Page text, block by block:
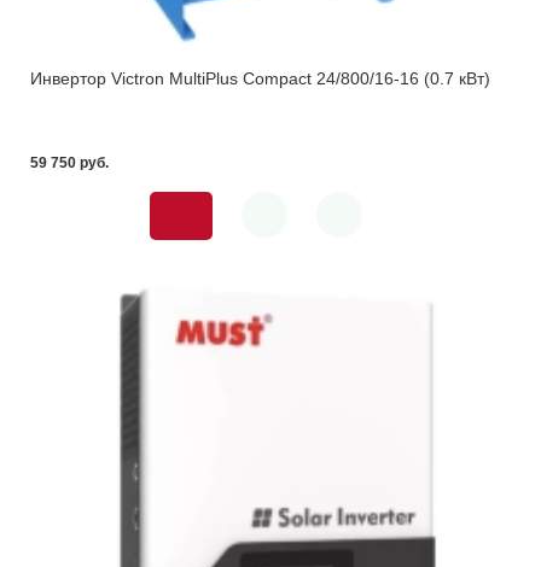
Инвертор Victron MultiPlus Compact 24/800/16-16 (0.7 кВт)
59 750 pуб.